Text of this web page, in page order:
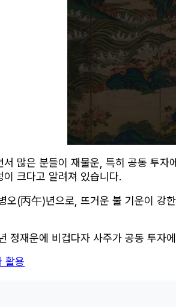
서 많은 분들이 재물운, 특히 공동 투
크다고 알려져 있습니다.
오(丙午)년으로, 뜨거운 불 기운이 강
정재운에 비겁다자 사주가 공동 투자
활용